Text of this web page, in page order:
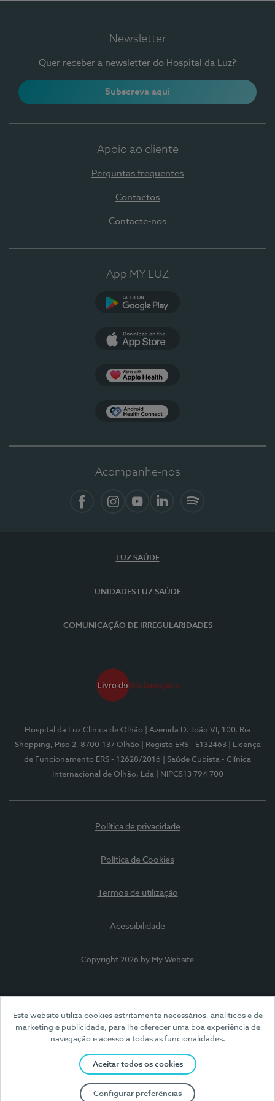
Este website utiliza cookies estritamente necessários, analíticos e de
marketing e publicidade, para lhe oferecer uma boa experiência de
navegação e acesso a todas as funcionalidades.
Aceitar todos os cookies
Configurar preferências
Newsletter
Quer receber a newsletter do Hospital da Luz?
Subscreva aqui
Apoio ao cliente
Perguntas frequentes
Contactos
Contacte-nos
App MY LUZ
Acompanhe-nos
LUZ SAÚDE
UNIDADES LUZ SAÚDE
COMUNICAÇÃO DE IRREGULARIDADES
Hospital da Luz Clínica de Olhão
| Avenida D. João VI, 100, Ria
Shopping, Piso 2, 8700-137 Olhão
| Registo ERS - E132463
| Licença
de Funcionamento ERS - 12628/2016
| Saúde Cubista - Clínica
Internacional de Olhão, Lda
| NIPC513 794 700
Política de privacidade
Política de Cookies
Termos de utilização
Acessibilidade
Copyright 2026 by My Website